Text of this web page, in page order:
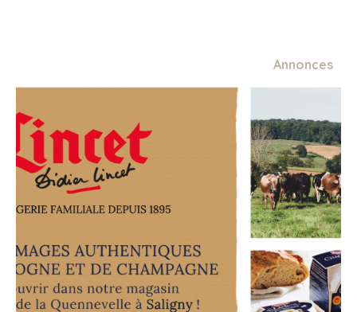
Annonces